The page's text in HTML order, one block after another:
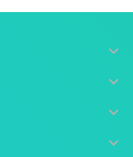



